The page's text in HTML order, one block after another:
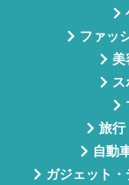
ファッ
美
旅行
自動
ガジェット